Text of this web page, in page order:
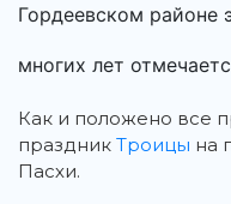
Гордеевском районе
многих лет
Как и положено все
праздник Троицы на
Пасхи.